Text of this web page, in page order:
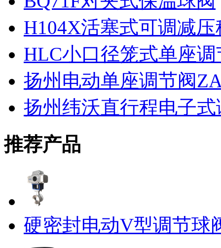
H104X活塞式可调减
HLC小口径笼式单座调
扬州电动单座调节阀
扬州纬沃直行程电子
推荐产品
硬密封电动V型调节球